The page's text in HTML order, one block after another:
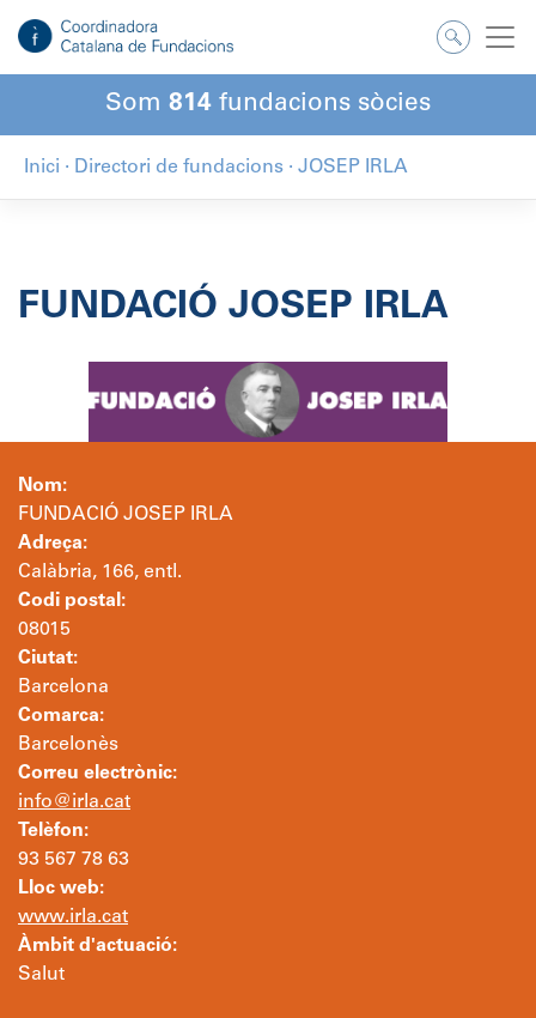
contingut
Som 814 fundacions sòcies
Inici · Directori de fundacions · JOSEP IRLA
FUNDACIÓ JOSEP IRLA
Nom:
FUNDACIÓ JOSEP IRLA
Adreça:
Calàbria, 166, entl.
Codi postal:
08015
Ciutat:
Barcelona
Comarca:
Barcelonès
Correu electrònic:
info@irla.cat
Telèfon:
93 567 78 63
Lloc web:
www.irla.cat
Àmbit d'actuació:
Salut